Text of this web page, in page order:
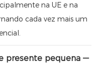
na UE e na
cada vez mais um
presente pequena —